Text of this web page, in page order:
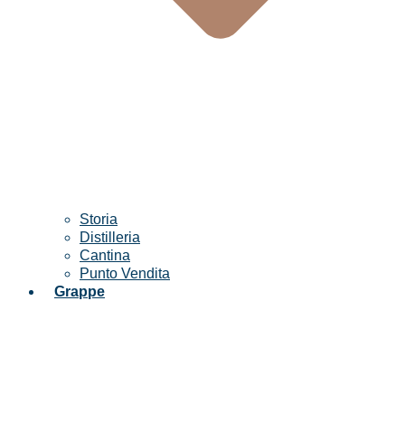
Storia
Distilleria
Cantina
Punto Vendita
Grappe